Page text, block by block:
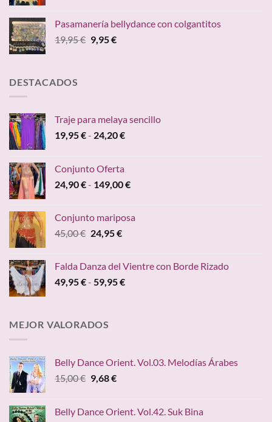
desde
Pasamanería bellydance con colgantitos
19,95€ El
9,95€El
DESTACADOS
Traje para melaya sencillo
19,95€- 24,20€Rango
19,95 €
Conjunto Oferta
24,90€- 149,00€Rango
desde
149,00 €
Conjunto mariposa
45,00€ El
era:
45,00 €.
24,95€El
es:
24,95 €.
Falda Danza del Vientre con Borde Rizado
49,95€- 59,95€Rango
59,95 €
MEJOR VALORADOS
Belly Dance Orient. Vol.03. Melodías Árabes
15,00€ El
era:
9,68€El
es:
Belly Dance Orient. Vol.42. Suk Bina